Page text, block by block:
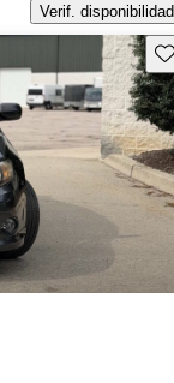
Verif. disponibilidad